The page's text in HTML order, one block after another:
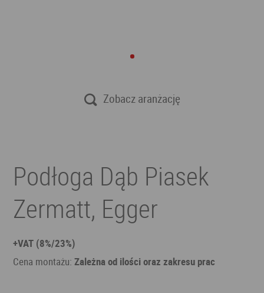
Zobacz aranżację
Podłoga Dąb Piasek
Zermatt, Egger
+VAT (8%/23%)
Cena montażu:Zależna od ilości oraz zakresu prac